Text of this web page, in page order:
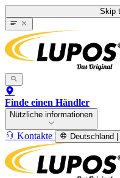
Skip
Finde einen Händler
Nützliche informationen
Kontakte Deutschland |